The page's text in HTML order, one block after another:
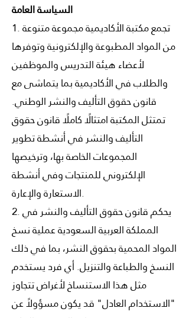
السياسة العامة
1. تجمع مكتبة الأكاديمية مجموعة متنوعة
من المواد المطبوعة والإلكترونية وتوفرها
لأعضاء هيئة التدريس والموظفين
والطلاب في الأكاديمية بما يتماشى مع
قانون حقوق التأليف والنشر الوطني.
تمتثل المكتبة امتثالًا كاملًا قانون حقوق
التأليف والنشر في أنشطة تطوير
المجموعات الخاصة بها، وترخيصها
الإلكتروني للمنتجات وفي أنشطة
الاستعارة والإعارة.
2. يحكم قانون حقوق التأليف والنشر في
المملكة العربية السعودية عملية نسخ
المواد المحمية بحقوق النشر، بما في ذلك
النسخ والطباعة والتنزيل. أي فرد يستخدم
مثل هذا الاستنساخ لأغراض تتجاوز
"الاستخدام العادل" قد يكون مسؤولاً عن